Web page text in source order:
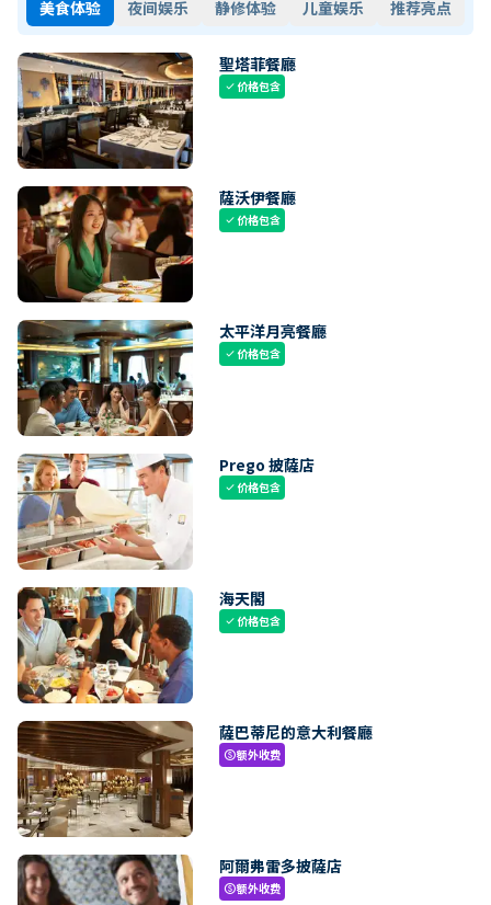
美食体验 夜间娱乐 静修体验 儿童娱乐 推荐亮点
聖塔菲餐廳
check价格包含
薩沃伊餐廳
check价格包含
太平洋月亮餐廳
check价格包含
Prego 披薩店
check价格包含
海天閣
check价格包含
薩巴蒂尼的意大利餐廳
paid额外收费
阿爾弗雷多披薩店
paid额外收费